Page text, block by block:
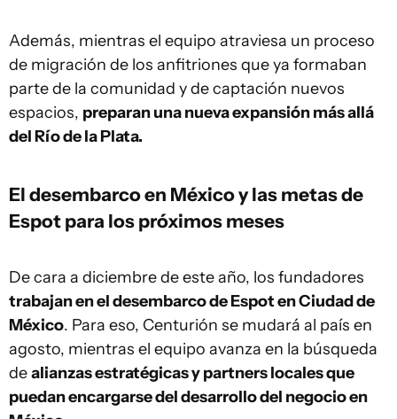
Además, mientras el equipo atraviesa un proceso
de migración de los anfitriones que ya formaban
parte de la comunidad y de captación nuevos
espacios, preparan una nueva expansión más allá
del Río de la Plata.
El desembarco en México y las metas de
Espot para los próximos meses
De cara a diciembre de este año, los fundadores
trabajan en el desembarco de Espot en Ciudad de
México. Para eso, Centurión se mudará al país en
agosto, mientras el equipo avanza en la búsqueda
dealianzas estratégicas y partners locales que
puedan encargarse del desarrollo del negocio en